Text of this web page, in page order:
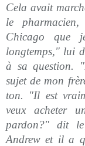
Cela avait
le
Chicago que
longtemps," lui
à sa question.
sujet de mon
ton. "Il est
veux acheter
pardon?" dit
Andrew et il a